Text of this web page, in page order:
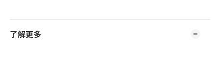
了解更多